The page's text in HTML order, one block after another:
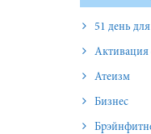
51 день
Активация
Атеизм
Бизнес